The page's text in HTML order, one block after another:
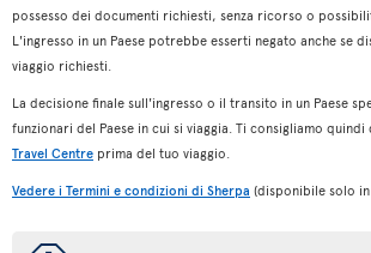
possesso dei documenti richiesti, senza ricorso o
L'ingresso in un Paese potrebbe esserti negato anche se
viaggio richiesti.
La decisione finale sull'ingresso o il transito in un Paese
funzionari del Paese in cui si viaggia. Ti consigliamo
Travel Centre prima del tuo viaggio.
Vedere i Termini e condizioni di Sherpa (disponibile solo in